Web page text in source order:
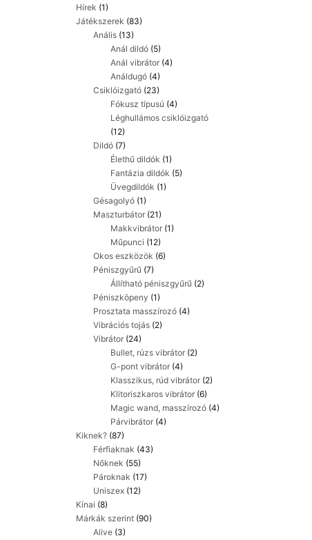
Hírek (1)
Játékszerek (83)
Anális (13)
Anál dildó (5)
Anál vibrátor (4)
Análdugó (4)
Csiklóizgató (23)
Fókusz típusú (4)
Léghullámos csiklóizgató
(12)
Dildó (7)
Élethű dildók (1)
Fantázia dildók (5)
Üvegdildók (1)
Gésagolyó (1)
Maszturbátor (21)
Makkvibrátor (1)
Műpunci (12)
Okos eszközök (6)
Péniszgyűrű (7)
Állítható péniszgyűrű (2)
Péniszköpeny (1)
Prosztata masszírozó (4)
Vibrációs tojás (2)
Vibrátor (24)
Bullet, rúzs vibrátor (2)
G-pont vibrátor (4)
Klasszikus, rúd vibrátor (2)
Klitoriszkaros vibrátor (6)
Magic wand, masszírozó (4)
Párvibrátor (4)
Kiknek? (87)
Férfiaknak (43)
Nőknek (55)
Pároknak (17)
Uniszex (12)
Kínai (8)
Márkák szerint (90)
Alive (3)